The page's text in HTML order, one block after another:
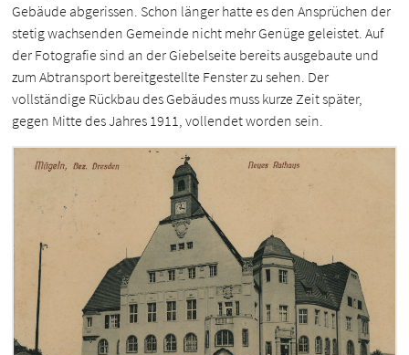
Gebäude abgerissen. Schon länger hatte es den Ansprüchen der
stetig wachsenden Gemeinde nicht mehr Genüge geleistet. Auf
der Fotografie sind an der Giebelseite bereits ausgebaute und
zum Abtransport bereitgestellte Fenster zu sehen. Der
vollständige Rückbau des Gebäudes muss kurze Zeit später,
gegen Mitte des Jahres 1911, vollendet worden sein.